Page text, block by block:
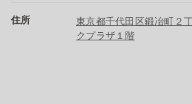
住所
東京都千代田区鍛冶町２
クプラザ１階